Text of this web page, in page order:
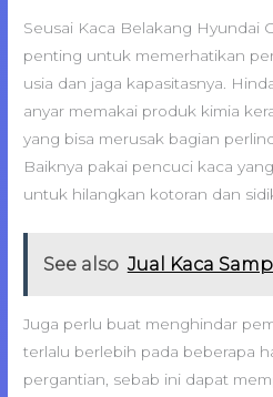
Seusai Kaca Belakang Hyundai
penting untuk memerhatikan
usia dan jaga kapasitasnya.
anyar memakai produk kimia
yang bisa merusak bagian
Baiknya pakai pencuci kaca
untuk hilangkan kotoran dan
See also Jual Kaca
Juga perlu buat menghindar
terlalu berlebih pada beberapa
pergantian, sebab ini dapat